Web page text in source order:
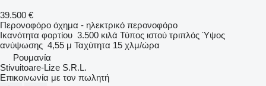
39.500 €
Περονοφόρο όχημα - ηλεκτρικό περονοφόρο
Ικανότητα φορτίου 3.500 κιλά Τύπος ιστού τριπλός Ύψος
ανύψωσης 4,55 μ Ταχύτητα 15 χλμ/ώρα
Ρουμανία
Stivuitoare-Lize S.R.L.
Επικοινωνία με τον πωλητή